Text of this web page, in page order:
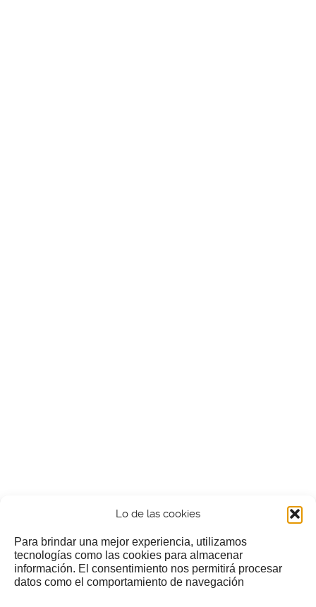
Lo de las cookies
Para brindar una mejor experiencia, utilizamos
tecnologías como las cookies para almacenar
información. El consentimiento nos permitirá procesar
datos como el comportamiento de navegación
¿Nos invitas a un cafecillo?